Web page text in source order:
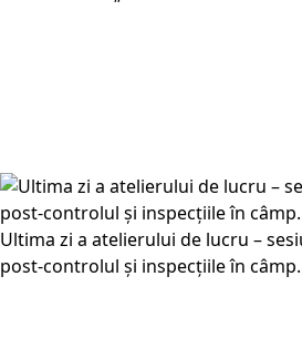
Ultima zi a atelierului de lucru –
post-controlul și inspecțiile în câmp.